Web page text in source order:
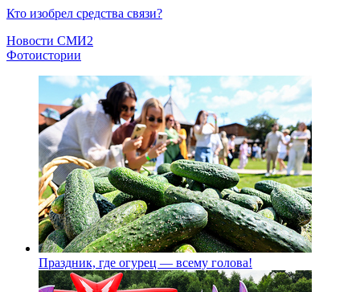
Кто изобрел средства связи?
Новости СМИ2
Фотоистории
Праздник, где огурец — всему голова!